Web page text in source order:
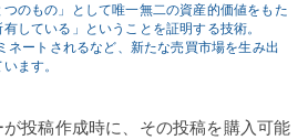
のもの」として唯一無二の資産的価値をもた
している」ということを証明する技術。
ネートされるなど、新たな売買市場を生み出
ます。
投稿作成時に、その投稿を購入可能